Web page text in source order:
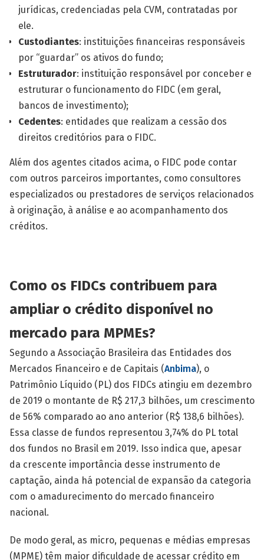
jurídicas, credenciadas pela CVM, contratadas por
ele.
Custodiantes: instituições financeiras responsáveis
por “guardar” os ativos do fundo;
Estruturador: instituição responsável por conceber e
estruturar o funcionamento do FIDC (em geral,
bancos de investimento);
Cedentes: entidades que realizam a cessão dos
direitos creditórios para o FIDC.
Além dos agentes citados acima, o FIDC pode contar
com outros parceiros importantes, como consultores
especializados ou prestadores de serviços relacionados
à originação, à análise e ao acompanhamento dos
créditos.
Como os FIDCs contribuem para
ampliar o crédito disponível no
mercado para MPMEs?
Segundo a Associação Brasileira das Entidades dos
Mercados Financeiro e de Capitais (Anbima), o
Patrimônio Líquido (PL) dos FIDCs atingiu em dezembro
de 2019 o montante de R$ 217,3 bilhões, um crescimento
de 56% comparado ao ano anterior (R$ 138,6 bilhões).
Essa classe de fundos representou 3,74% do PL total
dos fundos no Brasil em 2019. Isso indica que, apesar
da crescente importância desse instrumento de
captação, ainda há potencial de expansão da categoria
com o amadurecimento do mercado financeiro
nacional.
De modo geral, as micro, pequenas e médias empresas
(MPME) têm maior dificuldade de acessar crédito em